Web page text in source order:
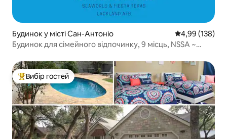
Будинок у місті Сан-Антоніо Середня
4,99 (138)
Будинок для сімейного відпочинку, 9 місць, NSSA ~
Топ вибір гостей
Вибір гостей